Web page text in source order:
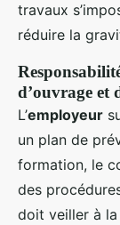
travaux
réduire la
d’ouvrage et
L’employeur
un plan de
formation, le
des
doit veiller à